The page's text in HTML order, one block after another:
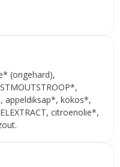
(ongehard),
appeldiksap*, kokos*,
citroenolie*,